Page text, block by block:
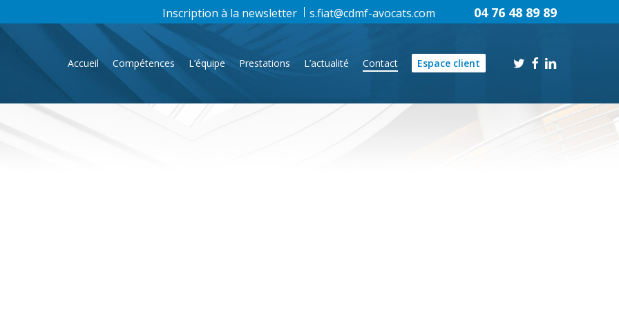
Accueil Compétences L’équipe Prestations L’actualité Contact Espace client twitterfacebook
linkedin
Inscription à la newsletter s.fiat@cdmf-avocats.com 04 76 48 89 89